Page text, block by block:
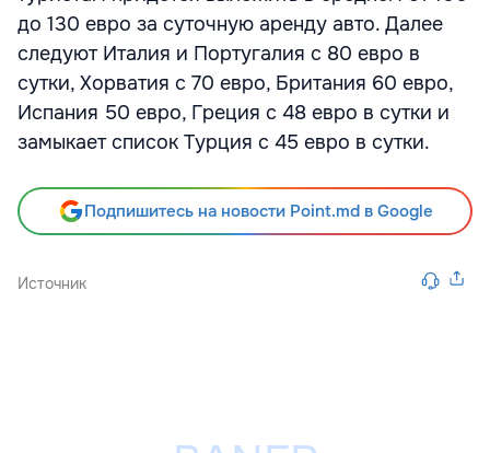
до 130 евро за суточную аренду авто. Далее
следуют Италия и Португалия с 80 евро в
сутки, Хорватия с 70 евро, Британия 60 евро,
Испания 50 евро, Греция с 48 евро в сутки и
замыкает список Турция с 45 евро в сутки.
Подпишитесь на новости Point.md в Google
Источник